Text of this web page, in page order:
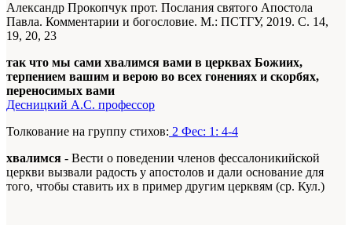
Александр Прокопчук прот. Послания святого Апостола
Павла. Комментарии и богословие. М.: ПСТГУ, 2019. С. 14,
19, 20, 23
так что мы сами хвалимся вами в церквах Божиих,
терпением вашим и верою во всех гонениях и скорбях,
переносимых вами
Десницкий А.С. профессор
Толкование на группу стихов: 2 Фес: 1: 4-4
хвалимся - Вести о поведении членов фессалоникийской
церкви вызвали радость у апостолов и дали основание для
того, чтобы ставить их в пример другим церквям (ср. Кул.)